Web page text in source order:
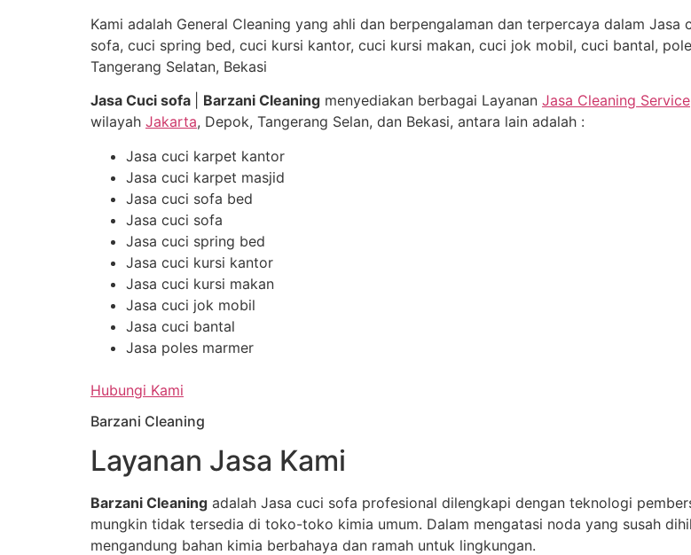
Kami adalah General Cleaning yang ahli dan berpengalaman dan terpercaya dalam
sofa, cuci spring bed, cuci kursi kantor, cuci kursi makan, cuci jok mobil, cuci bantal,
Tangerang Selatan, Bekasi
Jasa Cuci sofa
Barzani Cleaning menyediakan berbagai Layanan Jasa Cleaning Service
wilayah Jakarta, Depok, Tangerang Selan, dan Bekasi, antara lain adalah :
Jasa cuci karpet kantor
Jasa cuci karpet masjid
Jasa cuci sofa bed
Jasa cuci sofa
Jasa cuci spring bed
Jasa cuci kursi kantor
Jasa cuci kursi makan
Jasa cuci jok mobil
Jasa cuci bantal
Jasa poles marmer
Hubungi Kami
Barzani Cleaning
Layanan Jasa Kami
Barzani Cleaning adalah Jasa cuci sofa profesional dilengkapi dengan teknologi
mungkin tidak tersedia di toko-toko kimia umum. Dalam mengatasi noda yang susah
mengandung bahan kimia berbahaya dan ramah untuk lingkungan.